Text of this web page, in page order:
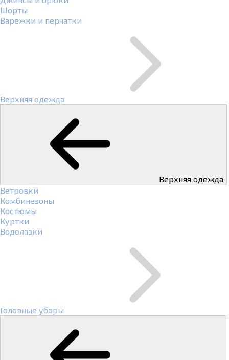
Шорты
Варежки и перчатки
Верхняя одежда
Верхняя одежда
Ветровки
Комбинезоны
Костюмы
Куртки
Водолазки
Головные уборы